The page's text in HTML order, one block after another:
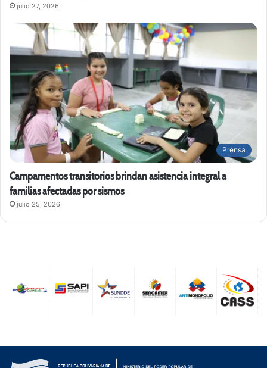
julio 27, 2026
Prensa
Campamentos transitorios brindan asistencia integral a
familias afectadas por sismos
julio 25, 2026